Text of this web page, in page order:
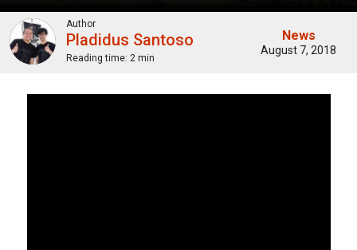
Author
Pladidus Santoso
Reading time: 2 min
News
August 7, 2018